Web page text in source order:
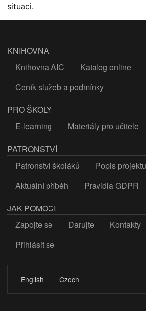
situaci.
KNIHOVNA
Knihovna AIC
Katalog online
Ceník služeb a podmínky
PRO ŠKOLY
E-learning
Materiály pro učitele
PATRONSTVÍ
Patronství školáků
Popis projektu
Aktuální příběh
Pravidla GDPR
JAK POMOCI
Zapojte se
Darujte
Kontakty
LOGIN
Přihlásit se
English Czech